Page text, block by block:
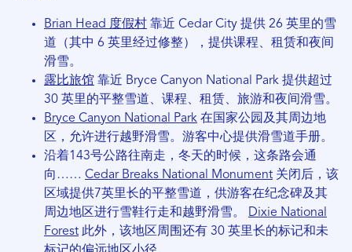
Brian Head 度假村 靠近 Cedar City 提供 26 英里的雪
道（其中 6 英里经过修整），提供课程、租赁和夜间
滑雪。
露比旅馆 靠近 Bryce Canyon National Park 提供超过
30 英里的平整雪道、课程、租赁、旅游和夜间滑雪。
Bryce Canyon National Park 在国家公园及其周边地
区，允许进行越野滑雪。游客中心提供滑雪道手册。
沿着143号公路往南走，冬天的时候，这条路会通
向…… Cedar Breaks National Monument 关闭后，该
区域提供7英里长的平整雪道，供游客在纪念碑及其
周边地区进行雪鞋行走和越野滑雪。
Dixie National
Forest 此外，该地区周围还有 30 英里长的标记和未